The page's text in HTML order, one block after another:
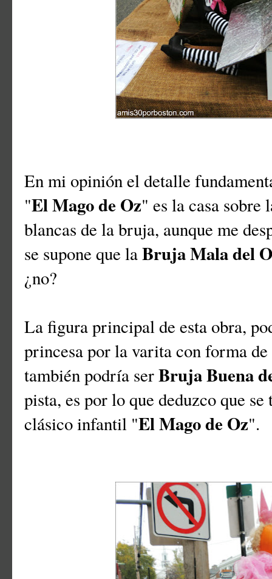
En mi opinión el detalle
"El Mago de Oz" es la casa sobre
blancas de la bruja, aunque me
se supone que laBruja Mala del
¿no?
La figura principal de esta obra,
princesa por la varita con forma
también podría serBruja Buena
pista, es por lo que deduzco que
clásico infantil "El Mago de Oz".